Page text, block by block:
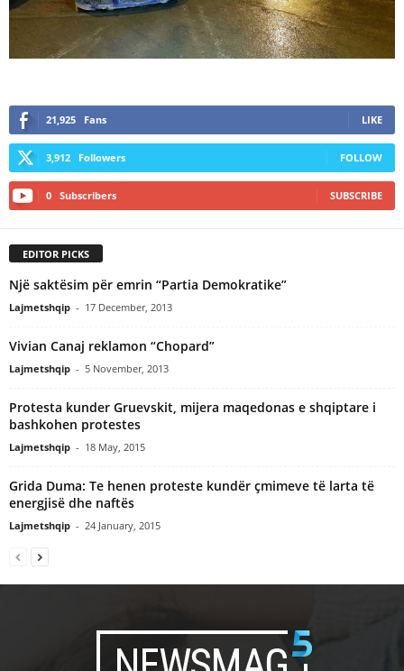
21,925 Fans LIKE
3,912 Followers FOLLOW
0 Subscribers SUBSCRIBE
EDITOR PICKS
Një saktësim për emrin “Partia Demokratike”
Lajmetshqip - 17 December, 2013
Vivian Canaj reklamon “Chopard”
Lajmetshqip - 5 November, 2013
Protesta kunder Gruevskit, mijera maqedonas e shqiptare i
bashkohen protestes
Lajmetshqip - 18 May, 2015
Grida Duma: Te henen proteste kundër çmimeve të larta të
energjisë dhe naftës
Lajmetshqip - 24 January, 2015